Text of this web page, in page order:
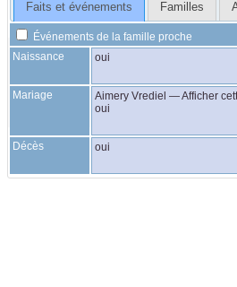
Faits et événements Familles
Événements de la famille proche
Naissance
oui
Mariage Aimery Vrediel —Afficher
oui
Décès oui